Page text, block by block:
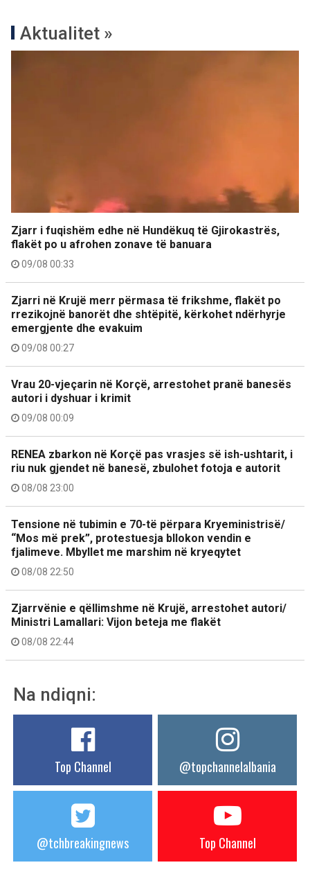
Aktualitet »
Zjarr i fuqishëm edhe në Hundëkuq të Gjirokastrës,
flakët po u afrohen zonave të banuara
09/08 00:33
Zjarri në Krujë merr përmasa të frikshme, flakët po
rrezikojnë banorët dhe shtëpitë, kërkohet ndërhyrje
emergjente dhe evakuim
09/08 00:27
Vrau 20-vjeçarin në Korçë, arrestohet pranë banesës
autori i dyshuar i krimit
09/08 00:09
RENEA zbarkon në Korçë pas vrasjes së ish-ushtarit, i
riu nuk gjendet në banesë, zbulohet fotoja e autorit
08/08 23:00
Tensione në tubimin e 70-të përpara Kryeministrisë/
“Mos më prek”, protestuesja bllokon vendin e
fjalimeve. Mbyllet me marshim në kryeqytet
08/08 22:50
Zjarrvënie e qëllimshme në Krujë, arrestohet autori/
Ministri Lamallari: Vijon beteja me flakët
08/08 22:44
Na ndiqni:
Top Channel @topchannelalbania
@tchbreakingnews Top Channel